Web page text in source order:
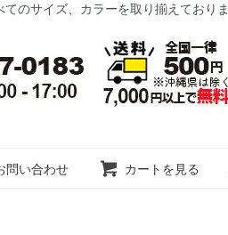
のサイズ、カラーを取り揃えており
問い合わせ カートを見る